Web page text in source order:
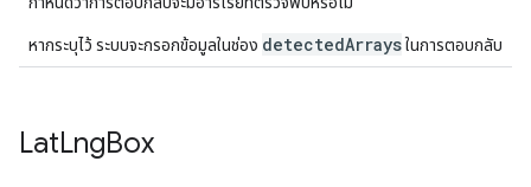
หากระบุไว้ ระบบจะกรอกข้อมูลในช่อง detectedArraysในการตอบกลับ
LatLngBox